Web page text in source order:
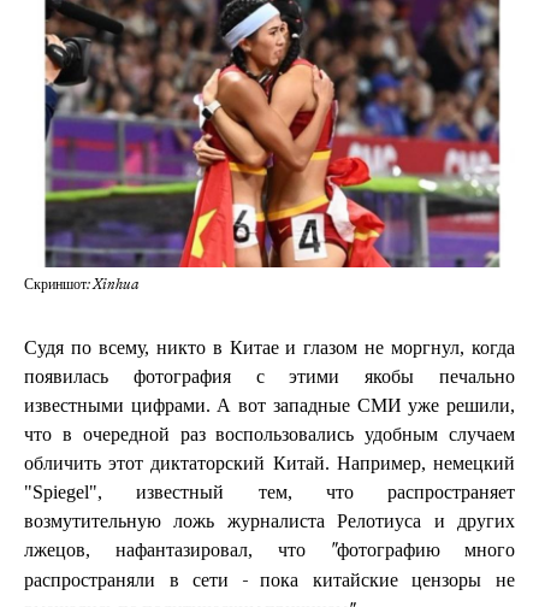
Скриншот: Xinhua
Судя по всему, никто в Китае и глазом не моргнул, когда
появилась фотография с этими якобы печально
известными цифрами. А вот западные СМИ уже решили,
что в очередной раз воспользовались удобным случаем
обличить этот диктаторский Китай. Например, немецкий
"Spiegel", известный тем, что распространяет
возмутительную ложь журналиста Релотиуса и других
лжецов, нафантазировал, что
"фотографию много
распространяли в сети - пока китайские цензоры не